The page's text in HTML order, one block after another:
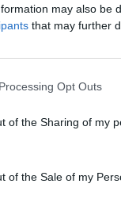
may also be
that may further
Opt Outs
of the Sharing of my
of the Sale of my